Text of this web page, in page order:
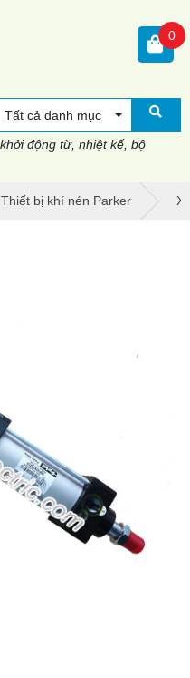
Tất cả danh mục
động từ, nhiệt kế, bộ
0
Thiết bị khí nén Parker